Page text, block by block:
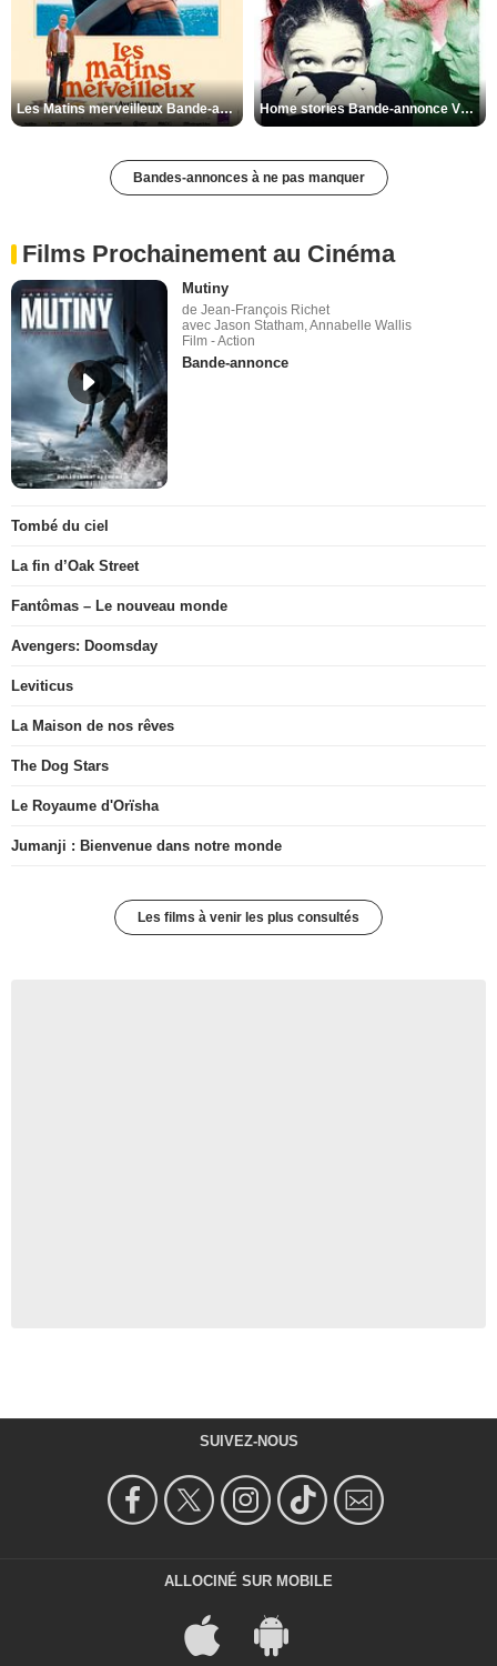
Les Matins merveilleux Bande-annonce VF Home stories Bande-annonce VO STFR
Bandes-annonces à ne pas manquer
Films Prochainement au Cinéma
Mutiny
de Jean-François Richet
avec Jason Statham, Annabelle Wallis
Film - Action
Bande-annonce
Tombé du ciel
La fin d’Oak Street
Fantômas – Le nouveau monde
Avengers: Doomsday
Leviticus
La Maison de nos rêves
The Dog Stars
Le Royaume d'Orïsha
Jumanji : Bienvenue dans notre monde
Les films à venir les plus consultés
SUIVEZ-NOUS
ALLOCINÉ SUR MOBILE